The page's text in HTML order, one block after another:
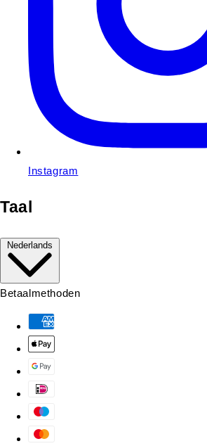
Instagram
Taal
Nederlands
Betaalmethoden